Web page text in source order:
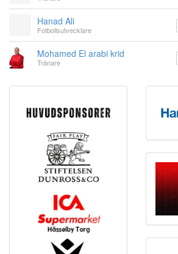
Hanad Ali
Fotbollsutvecklare
Mohamed El arabi krid
Tränare